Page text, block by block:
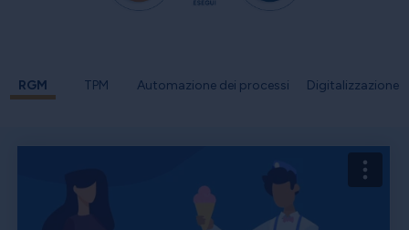
RGM TPM Automazione dei processi Digitalizzazione